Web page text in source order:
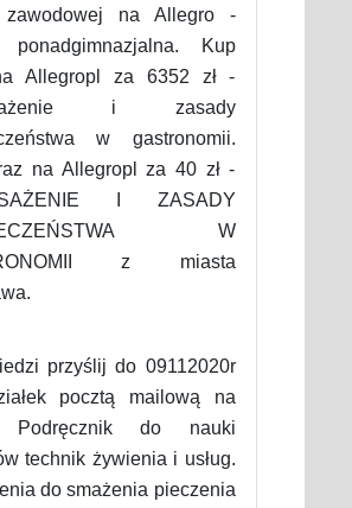
zawodowej na Allegro -
ponadgimnazjalna. Kup
Allegropl za 6352 zł -
i zasady
w gastronomii.
na Allegropl za 40 zł -
I ZASADY
W
z miasta
przyślij do 09112020r
pocztą mailową na
Podręcznik do nauki
technik żywienia i usług.
do smażenia pieczenia